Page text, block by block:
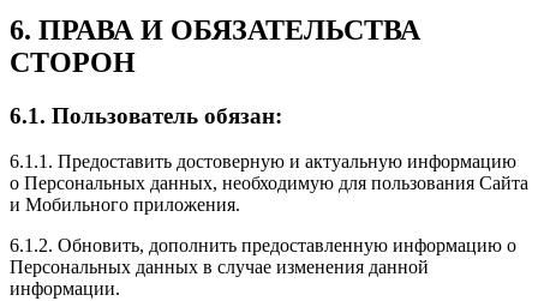
6. ПРАВА И ОБЯЗАТЕЛЬСТВА
СТОРОН
6.1. Пользователь обязан:
6.1.1. Предоставить достоверную и актуальную информацию
о Персональных данных, необходимую для пользования Сайта
и Мобильного приложения.
6.1.2. Обновить, дополнить предоставленную информацию о
Персональных данных в случае изменения данной
информации.